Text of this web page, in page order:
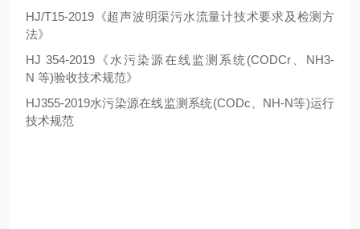
HJ/T15-2019《超声波明渠污水流量计技术要求及检测方
法》
HJ 354-2019《水污染源在线监测系统(CODCr、NH3-
N 等)验收技术规范》
HJ355-2019水污染源在线监测系统(CODc、NH-N等)运行
技术规范